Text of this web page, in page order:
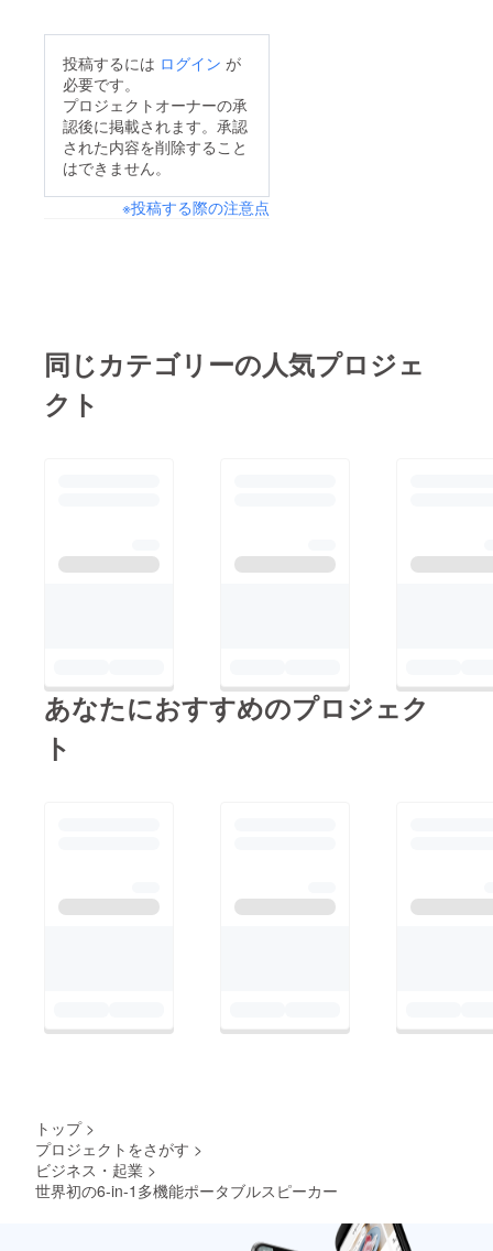
投稿するには ログイン が
必要です。
プロジェクトオーナーの承
認後に掲載されます。承認
された内容を削除すること
はできません。
※投稿する際の注意点
同じカテゴリーの人気プロジェ
クト
あなたにおすすめのプロジェク
ト
トップ >
プロジェクトをさがす >
ビジネス・起業 >
世界初の6-in-1多機能ポータブルスピーカー